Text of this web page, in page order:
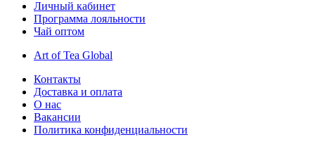
Личный кабинет
Программа лояльности
Чай оптом
Art of Tea Global
Контакты
Доставка и оплата
О нас
Вакансии
Политика конфиденциальности